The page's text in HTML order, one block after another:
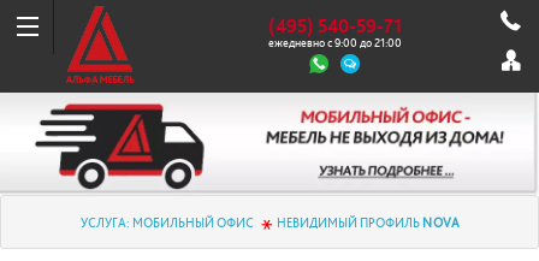
(495) 540-59-71
ежедневно с 9:00 до 21:00
УСЛУГА: МОБИЛЬНЫЙ ОФИС НЕВИДИМЫЙ ПРОФИЛЬ NOVA